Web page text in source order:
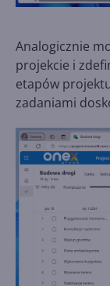
Analogicznie
projekcie i
etapów
zadaniami